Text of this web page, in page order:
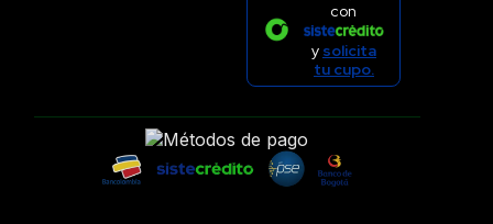
con
y solicita
tu cupo.